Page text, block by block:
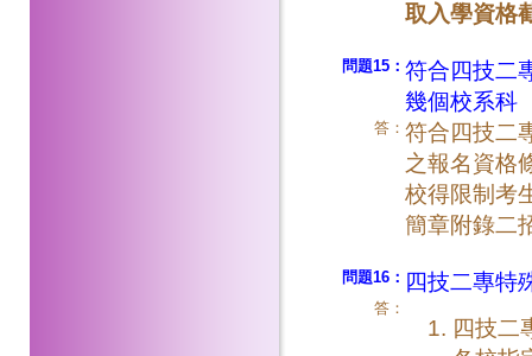
取入學資格
問題15： 符合四技二
幾個校系科
答： 符合四技二
之報名資格
校得限制考
簡章附錄二
問題16： 四技二專特
答：
四技二